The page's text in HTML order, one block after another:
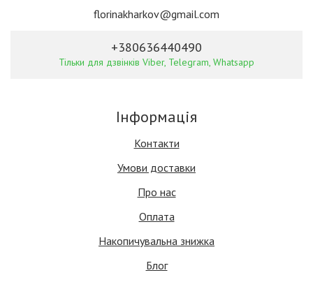
florinakharkov@gmail.com
+380636440490
Тільки для дзвінків Viber, Telegram, Whatsapp
Інформація
Контакти
Умови доставки
Про нас
Оплата
Накопичувальна знижка
Блог